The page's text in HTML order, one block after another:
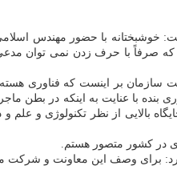
خوشبختانه با حضور مهندس
صرفاً با حرف زدن نمی توان
بر اینست که فناوری
با عنایت به اینکه در بطن
بالایی از نظر تکنولوژی و
در کشور متصور هستم.
برای وصف این معاونت و شرکت